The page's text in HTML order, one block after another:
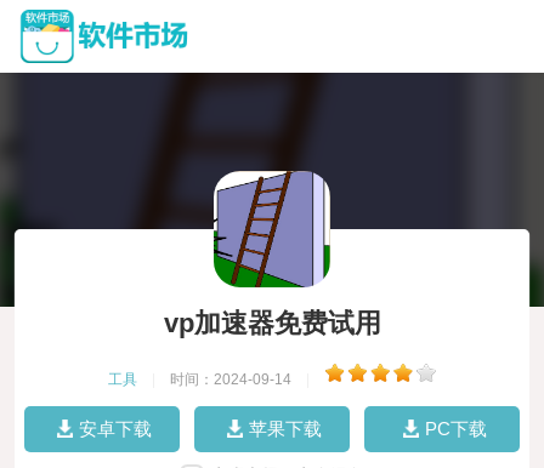
vp加速器免费试用
工具 时间：2024-09-14
安卓下载 苹果下载 PC下载